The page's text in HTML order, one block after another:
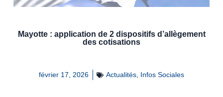
Mayotte : application de 2 dispositifs d’allègement
des cotisations
février 17, 2026 Actualités, Infos Sociales